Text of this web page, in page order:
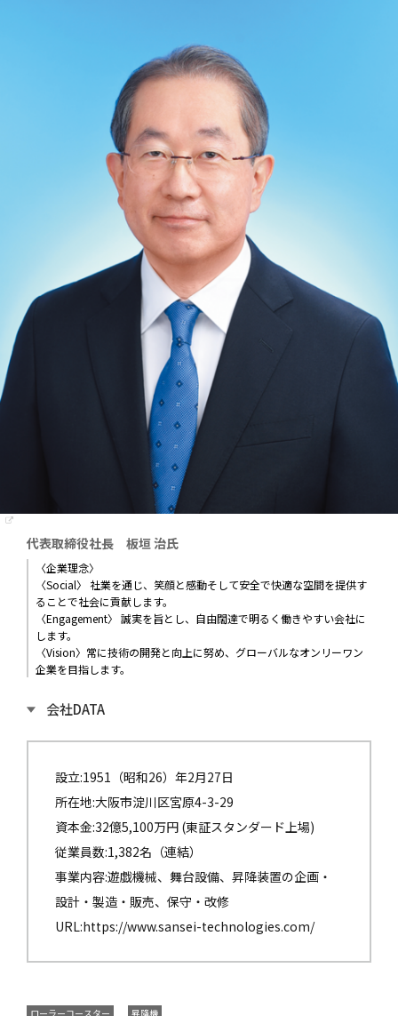
代表取締役社長 板垣 治氏
〈企業理念〉
〈Social〉 社業を通じ、笑顔と感動そして安全で快適な空間を提供す
ることで社会に貢献します。
〈Engagement〉 誠実を旨とし、自由闊達で明るく働きやすい会社に
します。
〈Vision〉常に技術の開発と向上に努め、グローバルなオンリーワン
企業を目指します。
会社DATA
設立:1951（昭和26）年2月27日
所在地:大阪市淀川区宮原4-3-29
資本金:32億5,100万円 (東証スタンダード上場)
従業員数:1,382名（連結）
事業内容:遊戯機械、舞台設備、昇降装置の企画・
設計・製造・販売、保守・改修
URL:https://www.sansei-technologies.com/
ローラーコースター 昇降機